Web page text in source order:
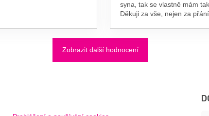
syna, tak se vlastně mám
Děkuji za vše, nejen za
Zobrazit další hodnocení